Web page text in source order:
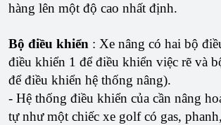
hàng lên một độ cao nhất định.
Bộ điều khiển : Xe nâng có hai bộ
điều khiển 1 để điều khiển việc rẽ và
để điều khiển hệ thống nâng).
- Hệ thống điều khiển của cần nâng
tự như một chiếc xe golf có gas,